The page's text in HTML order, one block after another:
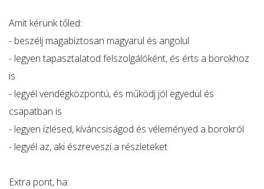
Amit kérünk tőled:
- beszélj magabiztosan magyarul és angolul
- legyen tapasztalatod felszolgálóként, és érts a borokhoz
is
- legyél vendégközpontú, és működj jól egyedül és
csapatban is
- legyen ízlésed, kíváncsiságod és véleményed a borokról
- legyél az, aki észreveszi a részleteket
Extra pont, ha: